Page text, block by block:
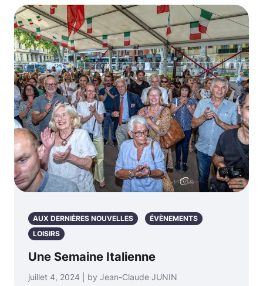
AUX DERNIÈRES NOUVELLES
ÉVÈNEMENTS
LOISIRS
Une Semaine Italienne
juillet 4, 2024 | by Jean-Claude JUNIN